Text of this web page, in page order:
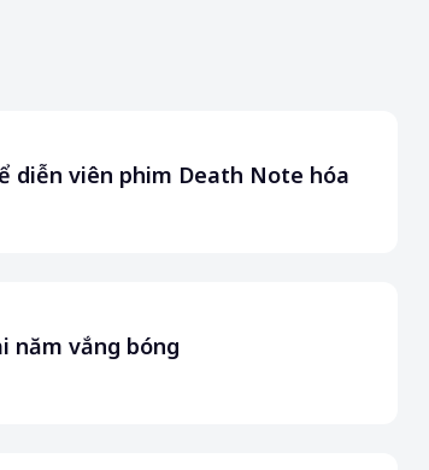
diễn viên phim Death Note hóa
năm vắng bóng